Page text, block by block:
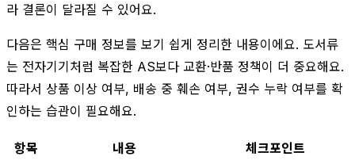
라 결론이 달라질 수 있어요.
다음은 핵심 구매 정보를 보기 쉽게 정리한 내용이에요. 도서류
는 전자기기처럼 복잡한 AS보다 교환·반품 정책이 더 중요해요.
따라서 상품 이상 여부, 배송 중 훼손 여부, 권수 누락 여부를 확
인하는 습관이 필요해요.
항목 내용
체크포인트